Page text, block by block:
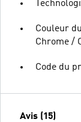
Couleur
Chrome /
Code du
Avis (15)